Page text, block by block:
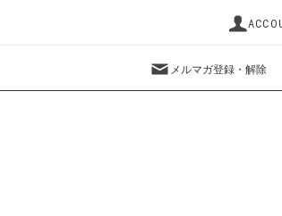
メルマガ登録・解除